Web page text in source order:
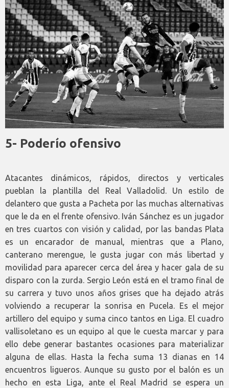
5- Poderío ofensivo
Atacantes dinámicos, rápidos, directos y verticales
pueblan la plantilla del Real Valladolid. Un estilo de
delantero que gusta a Pacheta por las muchas alternativas
que le da en el frente ofensivo. Iván Sánchez es un jugador
en tres cuartos con visión y calidad, por las bandas Plata
es un encarador de manual, mientras que a Plano,
canterano merengue, le gusta jugar con más libertad y
movilidad para aparecer cerca del área y hacer gala de su
disparo con la zurda. Sergio León está en el tramo final de
su carrera y tuvo unos años grises que ha dejado atrás
volviendo a recuperar la sonrisa en Pucela. Es el mejor
artillero del equipo y suma cinco tantos en Liga. El cuadro
vallisoletano es un equipo al que le cuesta marcar y para
ello debe generar bastantes ocasiones para materializar
alguna de ellas. Hasta la fecha suma 13 dianas en 14
encuentros ligueros. Aunque su gusto por el balón es un
hecho en esta Liga, ante el Real Madrid se espera un